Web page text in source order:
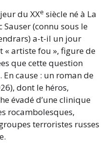
du XXe siècle né à La
Sauser (connu sous le
a-t-il un jour
« artiste fou », figure de
que cette question
cause : un roman de
dont le héros,
évadé d’une clinique
rocambolesques,
terroristes russes